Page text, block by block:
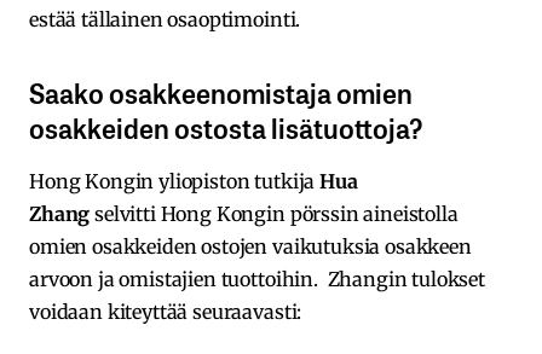
estää tällainen osaoptimointi.
Saako osakkeenomistaja omien
osakkeiden ostosta lisätuottoja?
Hong Kongin yliopiston tutkijaHua
Zhang selvitti Hong Kongin pörssin aineistolla
omien osakkeiden ostojen vaikutuksia osakkeen
arvoon ja omistajien tuottoihin. Zhangin tulokset
voidaan kiteyttää seuraavasti: